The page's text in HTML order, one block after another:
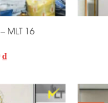
MLT 16
₫
+